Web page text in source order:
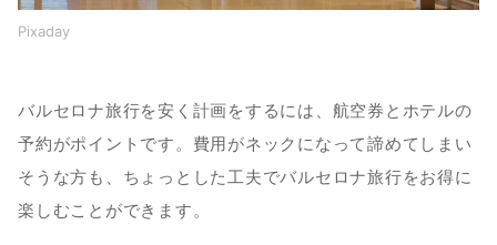
Pixaday
バルセロナ旅行を安く計画をするには、航空券とホテルの
予約がポイントです。費用がネックになって諦めてしまい
そうな方も、ちょっとした工夫でバルセロナ旅行をお得に
楽しむことができます。